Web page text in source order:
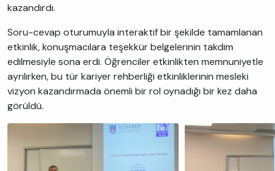
kazandırdı.
Soru-cevap oturumuyla interaktif bir şekilde tamamlanan
etkinlik, konuşmacılara teşekkür belgelerinin takdim
edilmesiyle sona erdi. Öğrenciler etkinlikten memnuniyetle
ayrılırken, bu tür kariyer rehberliği etkinliklerinin mesleki
vizyon kazandırmada önemli bir rol oynadığı bir kez daha
görüldü.